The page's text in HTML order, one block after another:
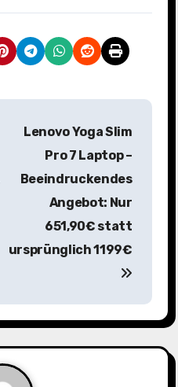
Lenovo Yoga Slim
Pro 7 Laptop –
Beeindruckendes
Angebot: Nur
651,90€ statt
ursprünglich 1199€